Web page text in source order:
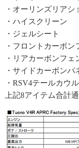
・オーリンズリア
・ハイスクリーン
・ジェルシート
・フロントカーボン
・リアカーボンフェ
・サイドカーボンパ
・RSV4テールカウ
上記8アイテム合計